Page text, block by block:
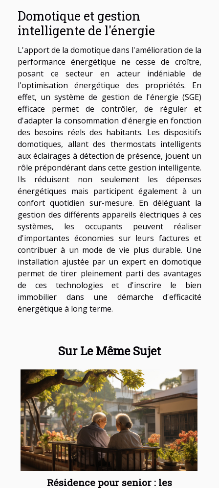
Domotique et gestion
intelligente de l'énergie
L'apport de la domotique dans l'amélioration de la
performance énergétique ne cesse de croître,
posant ce secteur en acteur indéniable de
l'optimisation énergétique des propriétés. En
effet, un système de gestion de l'énergie (SGE)
efficace permet de contrôler, de réguler et
d'adapter la consommation d'énergie en fonction
des besoins réels des habitants. Les dispositifs
domotiques, allant des thermostats intelligents
aux éclairages à détection de présence, jouent un
rôle prépondérant dans cette gestion intelligente.
Ils réduisent non seulement les dépenses
énergétiques mais participent également à un
confort quotidien sur-mesure. En déléguant la
gestion des différents appareils électriques à ces
systèmes, les occupants peuvent réaliser
d'importantes économies sur leurs factures et
contribuer à un mode de vie plus durable. Une
installation ajustée par un expert en domotique
permet de tirer pleinement parti des avantages
de ces technologies et d'inscrire le bien
immobilier dans une démarche d'efficacité
énergétique à long terme.
Sur Le Même Sujet
Résidence pour senior : les